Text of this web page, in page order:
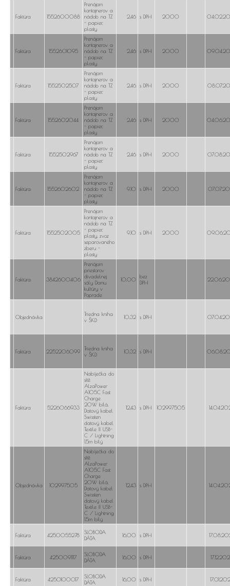
Faktúra 1552600088
Prenájom
kontajnerov a
nádob na TZ
- papier,
plasty
2,46 s DPH 2000
Faktúra 1552601095
Prenájom
kontajnerov a
nádob na TZ
- papier,
plasty
2,46 s DPH 2000
Faktúra 1552502507
Prenájom
kontajnerov a
nádob na TZ
- papier,
plasty
2,46 s DPH 2000
Faktúra 1552602044
Prenájom
kontajnerov a
nádob na TZ
- papier,
plasty
2,46 s DPH 2000
Faktúra 1552502967
Prenájom
kontajnerov a
nádob na TZ
- papier,
plasty
2,46 s DPH 2000
Faktúra 1552602602
Prenájom
kontajnerov a
nádob na TZ
- papier,
plasty
9,10 s DPH 2000
Faktúra 1552502005
Prenájom
kontajnerov a
nádob na TZ
- papier,
plasty, zvoz
separovaného
zberu -
plasty
9,10 s DPH 2000
Faktúra 3842600406
Prenájom
priestorov
divadelnej
sály Domu
kultúry v
Poprade
10,00
bez
DPH
Objednávka
Triedna kniha
v ŠKD
10,32 s DPH
Faktúra 2252206099
Triedna kniha
v ŠKD
10,32 s DPH
Faktúra 5226066933
Nabíječka do
sítě
AlzaPower
A105C Fast
Charge
20W bílá,
Datový kabel
Swissten
datový kabel
Textile II USB-
C / Lightning
1.5m bílý
12,43 s DPH 102997505
Objednávka 102997505
Nabíječka do
sítě
AlzaPower
A105C Fast
Charge
20W bílá,
Datový kabel
Swissten
datový kabel
Textile II USB-
C / Lightning
1.5m bílý
12,43 s DPH
Faktúra 4250055278
SLOBODA
DÁTA
16,00 s DPH
Faktúra 4250091117
SLOBODA
DÁTA
16,00 s DPH
Faktúra 4250100017
SLOBODA
DÁTA
16,00 s DPH